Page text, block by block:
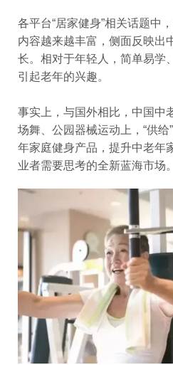
各平台“居家健身”相关话题中
内容越来越丰富，侧面反映出
长。相对于年轻人，简单易学
引起老年的兴趣。
事实上，与国外相比，中国中
场舞、公园器械运动上，“供
年家庭健身产品，提升中老年
业者需要思考的全新蓝海市场。